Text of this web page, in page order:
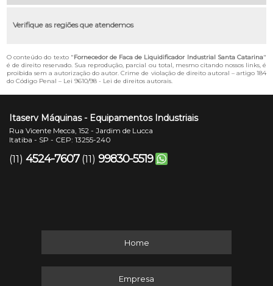
Verifique as regiões que atendemos
O conteúdo do texto "Fornecedor de Faca de Liquidificador Industrial Santa Catarina"
é de direito reservado. Sua reprodução, parcial ou total, mesmo citando nossos links, é
proibida sem a autorização do autor. Crime de violação de direito autoral – artigo 184
do Código Penal – Lei 9610/98 - Lei de direitos autorais.
Itaserv Máquinas - Equipamentos Industriais
Rua Vicente Mecca, 152 - Jardim de Lucca
Itatiba - SP - CEP: 13255-240
(11) 4524-7607 (11) 99830-5519
Home
Empresa